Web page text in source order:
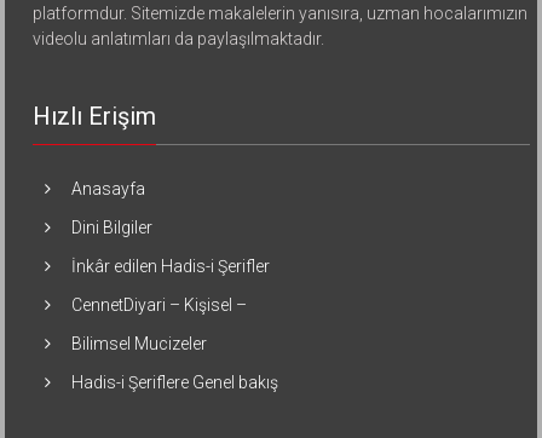
platformdur. Sitemizde makalelerin yanısıra, uzman hocalarımızın
videolu anlatımları da paylaşılmaktadır.
Hızlı Erişim
Anasayfa
Dini Bilgiler
İnkâr edilen Hadis-i Şerifler
CennetDiyari – Kişisel –
Bilimsel Mucizeler
Hadis-i Şeriflere Genel bakış